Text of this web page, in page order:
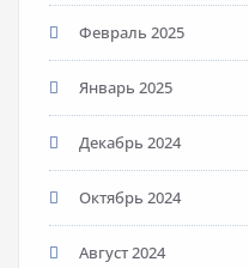
Февраль 2025
Январь 2025
Декабрь 2024
Октябрь 2024
Август 2024